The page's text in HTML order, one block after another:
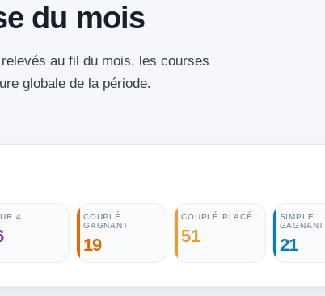
du mois
au fil du mois, les courses
globale de la période.
4
COUPLÉ
GAGNANT
19
COUPLÉ PLACÉ
51
SIMPLE
GAGNANT
21